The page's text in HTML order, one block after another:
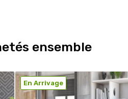
ensemble
En Arrivage